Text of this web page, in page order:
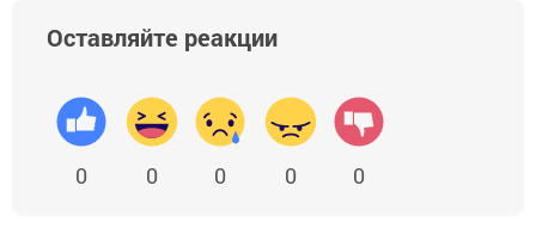
Оставляйте реакции
0 0 0 0 0